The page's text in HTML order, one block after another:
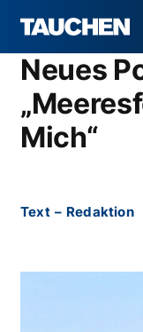
Neues
Mich“
Text – Redaktion